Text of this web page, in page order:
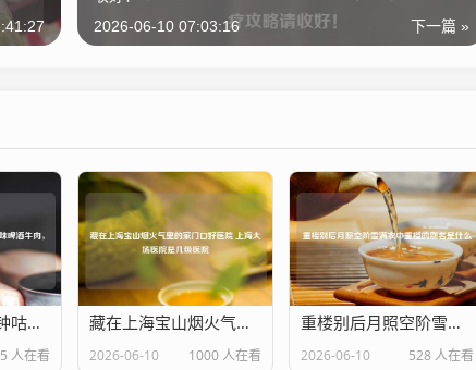
下一篇 »
2026-06-10 07:03:16
暖冬必备！30分钟咕嘟出酥烂入味啤酒牛肉，汤汁泡饭舔碗底！
人在看
藏在上海宝山烟火气里的家门口好医院 上海大场医院是几级医院
2026-06-10 1000 人在看
重楼别后月照空阶雪满衣中重楼的别名是什么
2026-06-10 528 人在看